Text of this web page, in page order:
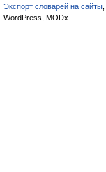
Экспорт словарей на сайты
WordPress, MODx.